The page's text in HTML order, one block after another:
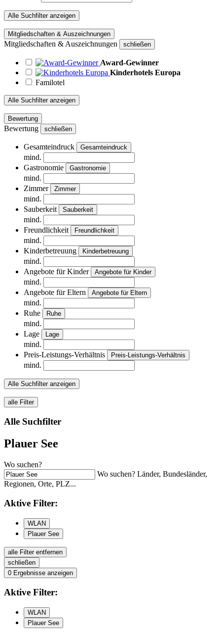
Alle Suchfilter anzeigen
Mitgliedschaften & Auszeichnungen
Mitgliedschaften & Auszeichnungen schließen
Award-Gewinner
Kinderhotels Europa
Familotel
Alle Suchfilter anzeigen
Bewertung
Bewertung schließen
Gesamteindruck Gesamteindruck
mind.
Gastronomie
Gastronomie
mind.
Zimmer
Zimmer
mind.
Sauberkeit
Sauberkeit
mind.
Freundlichkeit
Freundlichkeit
mind.
Kinderbetreuung
Kinderbetreuung
mind.
Angebote für Kinder
Angebote für Kinder
mind.
Angebote für Eltern
Angebote für Eltern
mind.
Ruhe
Ruhe
mind.
Lage
Lage
mind.
Preis-Leistungs-Verhältnis
Preis-Leistungs-Verhältnis
mind.
Alle Suchfilter anzeigen
alle Filter
Alle Suchfilter
Plauer See
Wo suchen?
Wo suchen? Länder, Bundesländer,
Regionen, Orte, PLZ...
Aktive Filter:
WLAN
Plauer See
alle Filter entfernen
schließen
0 Ergebnisse anzeigen
Aktive Filter:
WLAN
Plauer See